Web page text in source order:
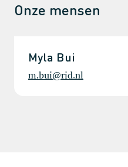
Onze mensen
Myla Bui
m.bui@rid.nl